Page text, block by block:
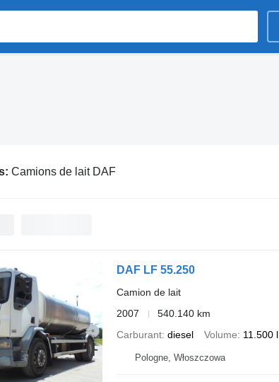
Camions de lait DAF
DAF LF 55.250
Camion de lait
2007
540.140 km
Carburant diesel Volume 11.500 l
Pologne, Włoszczowa